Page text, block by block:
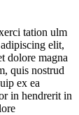
tation ulm
elit,
dolore magna
quis nostrud
ex ea
in hendrerit in